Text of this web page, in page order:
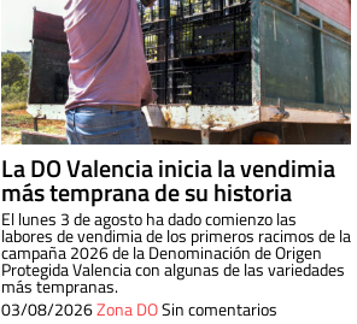
La DO Valencia inicia la vendimia
más temprana de su historia
El lunes 3 de agosto ha dado comienzo las
labores de vendimia de los primeros racimos de la
campaña 2026 de la Denominación de Origen
Protegida Valencia con algunas de las variedades
más tempranas.
03/08/2026Zona DOSin comentarios